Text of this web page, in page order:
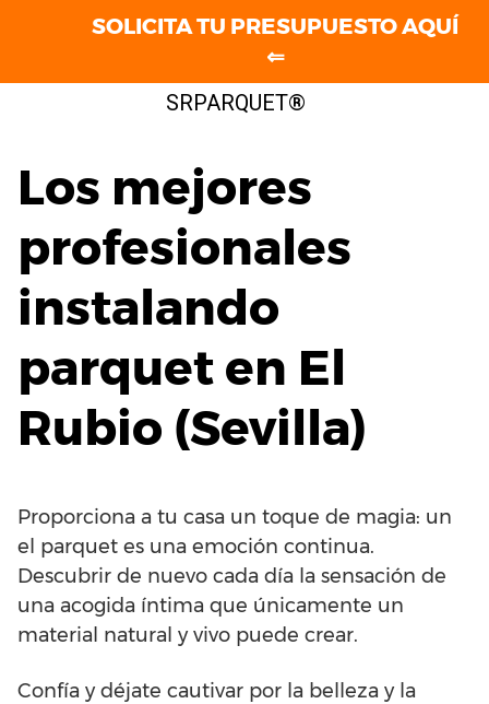
SRPARQUET®
Los mejores
profesionales
instalando
parquet en El
Rubio (Sevilla)
Proporciona a tu casa un toque de magia: un
el parquet es una emoción continua.
Descubrir de nuevo cada día la sensación de
una acogida íntima que únicamente un
material natural y vivo puede crear.
Confía y déjate cautivar por la belleza y la
SOLICITA TU PRESUPUESTO AQUÍ
⇐